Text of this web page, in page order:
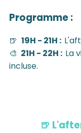
Programme :
🍺 19H - 21H :
🎨 21H - 22H : La
incluse.
🍺